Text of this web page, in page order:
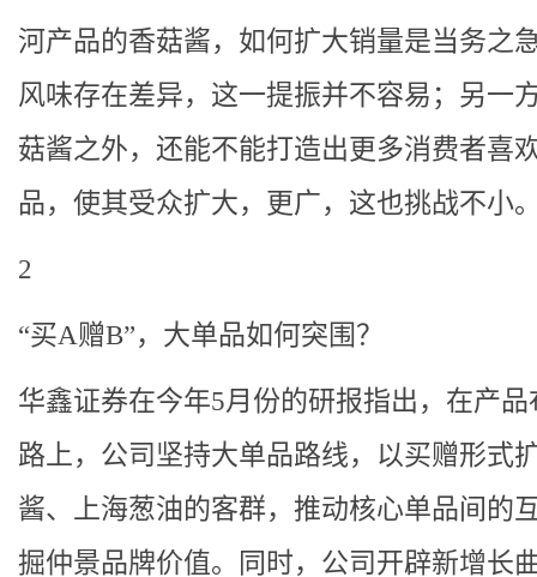
河产品的香菇酱，如何扩大销量是当务之
风味存在差异，这一提振并不容易；另一
菇酱之外，还能不能打造出更多消费者喜
品，使其受众扩大，更广，这也挑战不小
2
“买A赠B”，大单品如何突围？
华鑫证券在今年5月份的研报指出，在产品
路上，公司坚持大单品路线，以买赠形式
酱、上海葱油的客群，推动核心单品间的
掘仲景品牌价值。同时，公司开辟新增长